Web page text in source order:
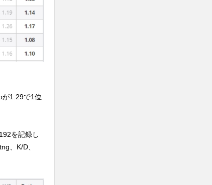
が1.29で1位
を記録し
、K/D、